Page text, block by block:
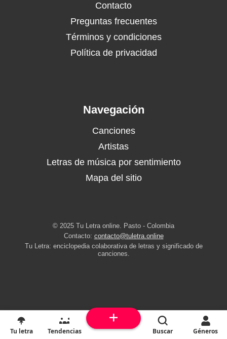
Contacto
Preguntas frecuentes
Términos y condiciones
Política de privacidad
Navegación
Canciones
Artistas
Letras de música por sentimiento
Mapa del sitio
© 2025 Tu Letra online. Pasto - Colombia
Contacto: contacto@tuletra.online
Tu Letra: enciclopedia colaborativa de letras y significado de
canciones.
Tu letra Tendencias Buscar Géneros